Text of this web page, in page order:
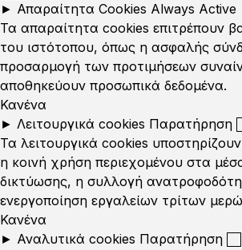
► Απαραίτητα Cookies Always Active
Τα απαραίτητα cookies επιτρέπουν
του ιστότοπου, όπως η ασφαλής
προσαρμογή των προτιμήσεων
αποθηκεύουν προσωπικά δεδομένα.
Κανένα
► Λειτουργικά cookies Παρατήρηση
Τα λειτουργικά cookies
η κοινή χρήση περιεχομένου στα
δικτύωσης, η συλλογή
ενεργοποίηση εργαλείων τρίτων
Κανένα
► Αναλυτικά cookies Παρατήρηση